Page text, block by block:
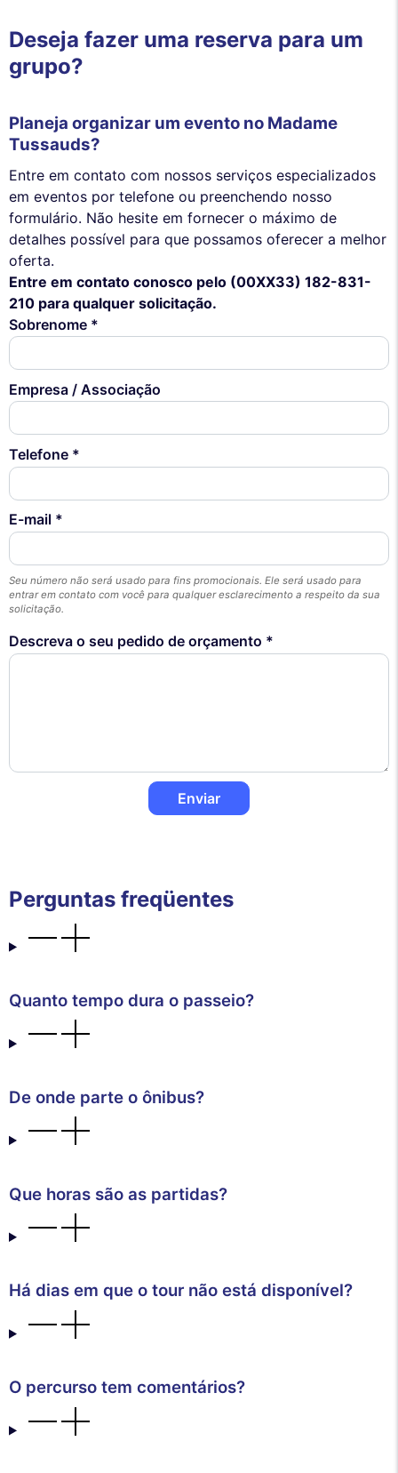
Deseja fazer uma reserva para um
grupo?
Planeja organizar um evento no Madame
Tussauds?
Entre em contato com nossos serviços especializados
em eventos por telefone ou preenchendo nosso
formulário. Não hesite em fornecer o máximo de
detalhes possível para que possamos oferecer a melhor
oferta.
Entre em contato conosco pelo (00XX33) 182-831-
210 para qualquer solicitação.
Sobrenome *
Empresa / Associação
Telefone *
E-mail *
Seu número não será usado para fins promocionais. Ele será usado para
entrar em contato com você para qualquer esclarecimento a respeito da sua
solicitação.
Descreva o seu pedido de orçamento *
Enviar
Perguntas freqüentes
Quanto tempo dura o passeio?
De onde parte o ônibus?
Que horas são as partidas?
Há dias em que o tour não está disponível?
O percurso tem comentários?